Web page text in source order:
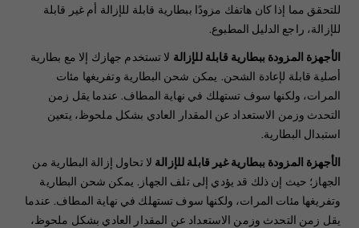
للتحقق مما إذا كان هاتفك مزودًا ببطارية قابلة للإزالة أم غير قابلة
للإزالة، راجع الدليل المطبوع.
الأجهزة المزودة ببطارية قابلة للإزالة لا تستخدم جهازك إلا مع بطارية
أصلية قابلة لإعادة الشحن. يمكن شحن البطارية وتفريغها مئات
المرات، ولكنها سوف تستهلك في نهاية المطاف. عندما يقل زمن
التحدث وزمن الاستعداد عن المقدار العادي بشكل ملحوظ، يتعين
استبدال البطارية.
الأجهزة المزودة ببطارية غير قابلة للإزالة لا تحاول إزالة البطارية من
الجهاز؛ حيث إن ذلك قد يؤدي إلى تلف الجهاز. يمكن شحن البطارية
وتفريغها مئات المرات، ولكنها سوف تستهلك في نهاية المطاف. عندما
يقل زمن التحدث وزمن الاستعداد عن المقدار العادي بشكل ملحوظ،